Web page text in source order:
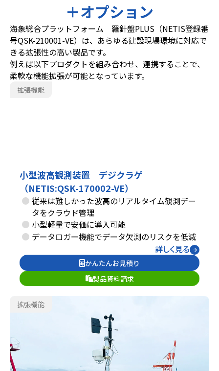
＋オプション
海象総合プラットフォーム 羅針盤PLUS（NETIS登録番
号QSK-210001-VE）は、あらゆる建設現場環境に対応で
きる拡張性の高い製品です。
例えば以下プロダクトを組み合わせ、連携することで、
柔軟な機能拡張が可能となっています。
拡張機能
小型波高観測装置 デジクラゲ
（NETIS:QSK-170002-VE）
従来は難しかった波高のリアルタイム観測デー
タをクラウド管理
小型軽量で安価に導入可能
データロガー機能でデータ欠測のリスクを低減
詳しく見る
かんたんお見積り
製品資料請求
拡張機能